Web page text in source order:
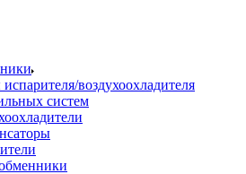
воздухоохладителя
систем